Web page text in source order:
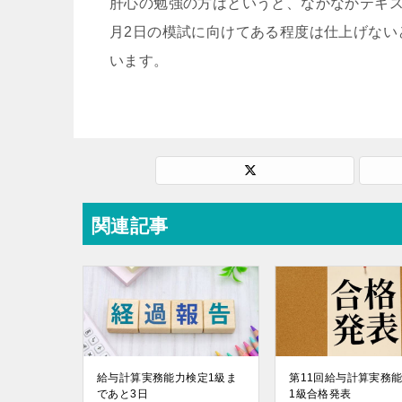
肝心の勉強の方はというと、なかなかテキ
月2日の模試に向けてある程度は仕上げな
います。
関連記事
給与計算実務能力検定1級ま
であと3日
第11回給与計算実務
1級合格発表